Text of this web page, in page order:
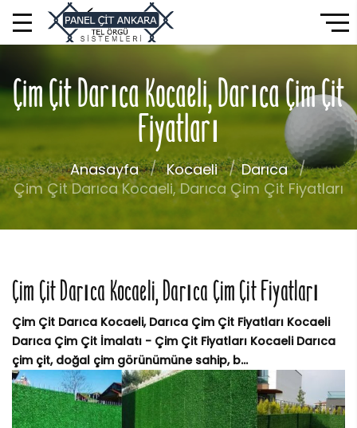
Çim Çit Darıca Kocaeli, Darıca Çim Çit
Fiyatları
Anasayfa Kocaeli
Darıca
Çim Çit Darıca Kocaeli, Darıca Çim Çit Fiyatları
Çim Çit Darıca Kocaeli, Darıca Çim Çit Fiyatları
Çim Çit Darıca Kocaeli, Darıca Çim Çit Fiyatları Kocaeli
Darıca Çim Çit İmalatı - Çim Çit Fiyatları Kocaeli Darıca
çim çit, doğal çim görünümüne sahip, b...